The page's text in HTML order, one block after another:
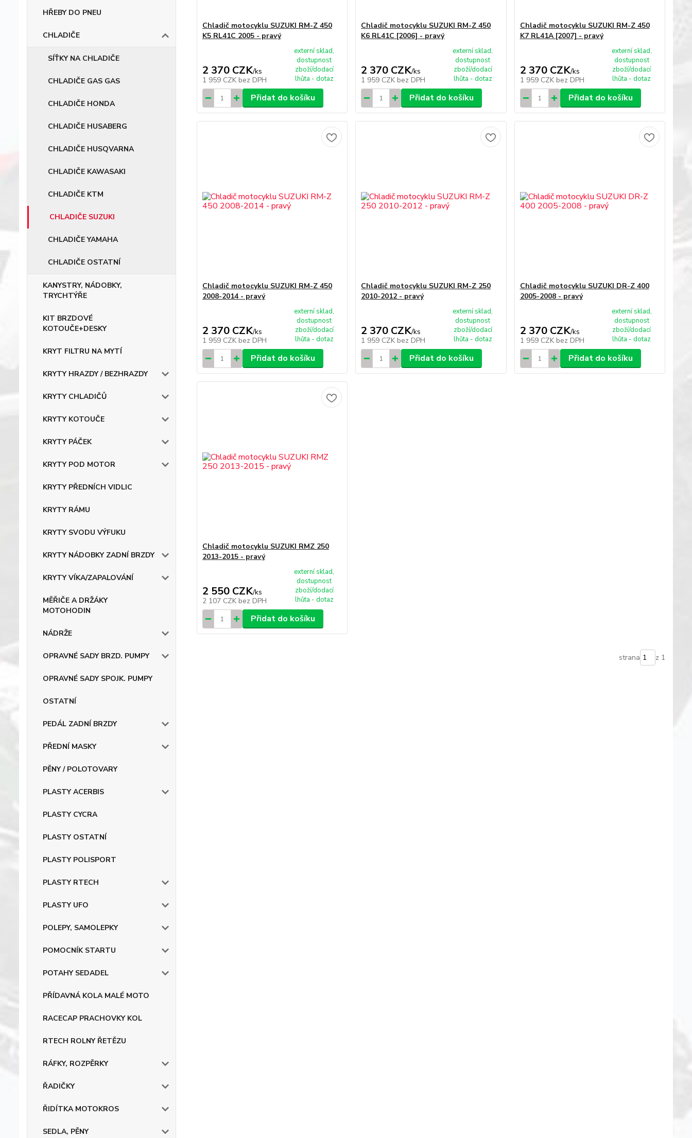
HŘEBY DO PNEU
CHLADIČE
SÍŤKY NA CHLADIČE
CHLADIČE GAS GAS
CHLADIČE HONDA
CHLADIČE HUSABERG
CHLADIČE HUSQVARNA
CHLADIČE KAWASAKI
CHLADIČE KTM
CHLADIČE SUZUKI
CHLADIČE YAMAHA
CHLADIČE OSTATNÍ
KANYSTRY, NÁDOBKY,
TRYCHTÝŘE
KIT BRZDOVÉ
KOTOUČE+DESKY
KRYT FILTRU NA MYTÍ
KRYTY HRAZDY / BEZHRAZDY
KRYTY CHLADIČŮ
KRYTY KOTOUČE
KRYTY PÁČEK
KRYTY POD MOTOR
KRYTY PŘEDNÍCH VIDLIC
KRYTY RÁMU
KRYTY SVODU VÝFUKU
KRYTY NÁDOBKY ZADNÍ BRZDY
KRYTY VÍKA/ZAPALOVÁNÍ
MĚŘIČE A DRŽÁKY
MOTOHODIN
NÁDRŽE
OPRAVNÉ SADY BRZD. PUMPY
OPRAVNÉ SADY SPOJK. PUMPY
OSTATNÍ
PEDÁL ZADNÍ BRZDY
PŘEDNÍ MASKY
PĚNY / POLOTOVARY
PLASTY ACERBIS
PLASTY CYCRA
PLASTY OSTATNÍ
PLASTY POLISPORT
PLASTY RTECH
PLASTY UFO
POLEPY, SAMOLEPKY
POMOCNÍK STARTU
POTAHY SEDADEL
PŘÍDAVNÁ KOLA MALÉ MOTO
RACECAP PRACHOVKY KOL
RTECH ROLNY ŘETĚZU
RÁFKY, ROZPĚRKY
ŘADIČKY
ŘIDÍTKA MOTOKROS
SEDLA, PĚNY
Chladič motocyklu SUZUKI RM-Z 450
K5 RL41C 2005 - pravý
2 370 CZK/ks
1 959 CZK bez DPH
externí sklad,
dostupnost
zboží/dodací
lhůta - dotaz
Přidat do košíku
Chladič motocyklu SUZUKI RM-Z 450
K6 RL41C [2006] - pravý
2 370 CZK/ks
1 959 CZK bez DPH
externí sklad,
dostupnost
zboží/dodací
lhůta - dotaz
Přidat do košíku
Chladič motocyklu SUZUKI RM-Z 450
K7 RL41A [2007] - pravý
2 370 CZK/ks
1 959 CZK bez DPH
externí sklad,
dostupnost
zboží/dodací
lhůta - dotaz
Přidat do košíku
Chladič motocyklu SUZUKI RM-Z 450
2008-2014 - pravý
2 370 CZK/ks
1 959 CZK bez DPH
externí sklad,
dostupnost
zboží/dodací
lhůta - dotaz
Přidat do košíku
Chladič motocyklu SUZUKI RM-Z 250
2010-2012 - pravý
2 370 CZK/ks
1 959 CZK bez DPH
externí sklad,
dostupnost
zboží/dodací
lhůta - dotaz
Přidat do košíku
Chladič motocyklu SUZUKI DR-Z 400
2005-2008 - pravý
2 370 CZK/ks
1 959 CZK bez DPH
externí sklad,
dostupnost
zboží/dodací
lhůta - dotaz
Přidat do košíku
Chladič motocyklu SUZUKI RMZ 250
2013-2015 - pravý
2 550 CZK/ks
2 107 CZK bez DPH
externí sklad,
dostupnost
zboží/dodací
lhůta - dotaz
Přidat do košíku
strana z 1